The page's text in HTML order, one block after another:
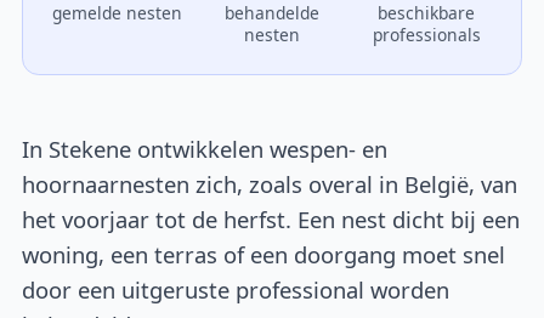
gemelde nesten
behandelde
nesten
beschikbare
professionals
In Stekene ontwikkelen wespen- en
hoornaarnesten zich, zoals overal in België, van
het voorjaar tot de herfst. Een nest dicht bij een
woning, een terras of een doorgang moet snel
door een uitgeruste professional worden